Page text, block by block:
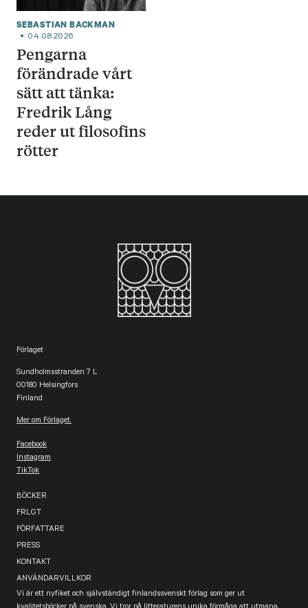
SEBASTIAN BACKMAN
04.08.2026
Pengarna
förändrade vårt
sätt att tänka:
Fredrik Lång
reder ut filosofins
rötter
Förlaget
Sundholmsstranden 7 L
00180 Helsingfors
Finland
Mer om Förlaget.
Facebook
Instagram
TikTok
BÖCKER
FRLGT
FÖRFATTARE
PRESS
KONTAKT
ANVÄNDARVILLKOR
Vi är ett nyfiket och självständigt finlandssvenskt förlag som ger ut